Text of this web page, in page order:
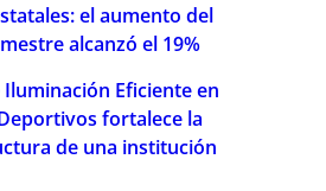
el aumento del
alcanzó el 19%
Iluminación Eficiente en
fortalece la
de una institución